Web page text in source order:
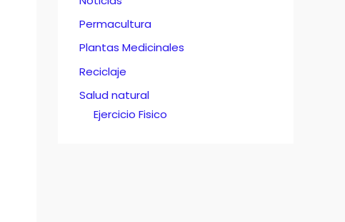
Permacultura
Plantas Medicinales
Reciclaje
Salud natural
Ejercicio Fisico